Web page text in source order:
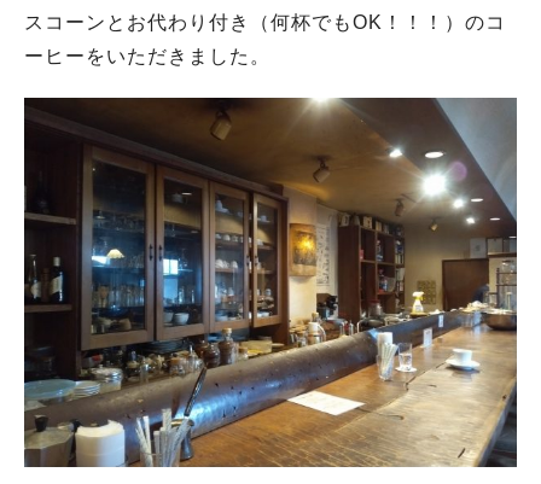
スコーンとお代わり付き（何杯でもOK！！！）のコ
ーヒーをいただきました。